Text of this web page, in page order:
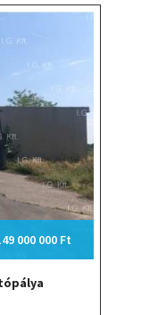
000 000 Ft